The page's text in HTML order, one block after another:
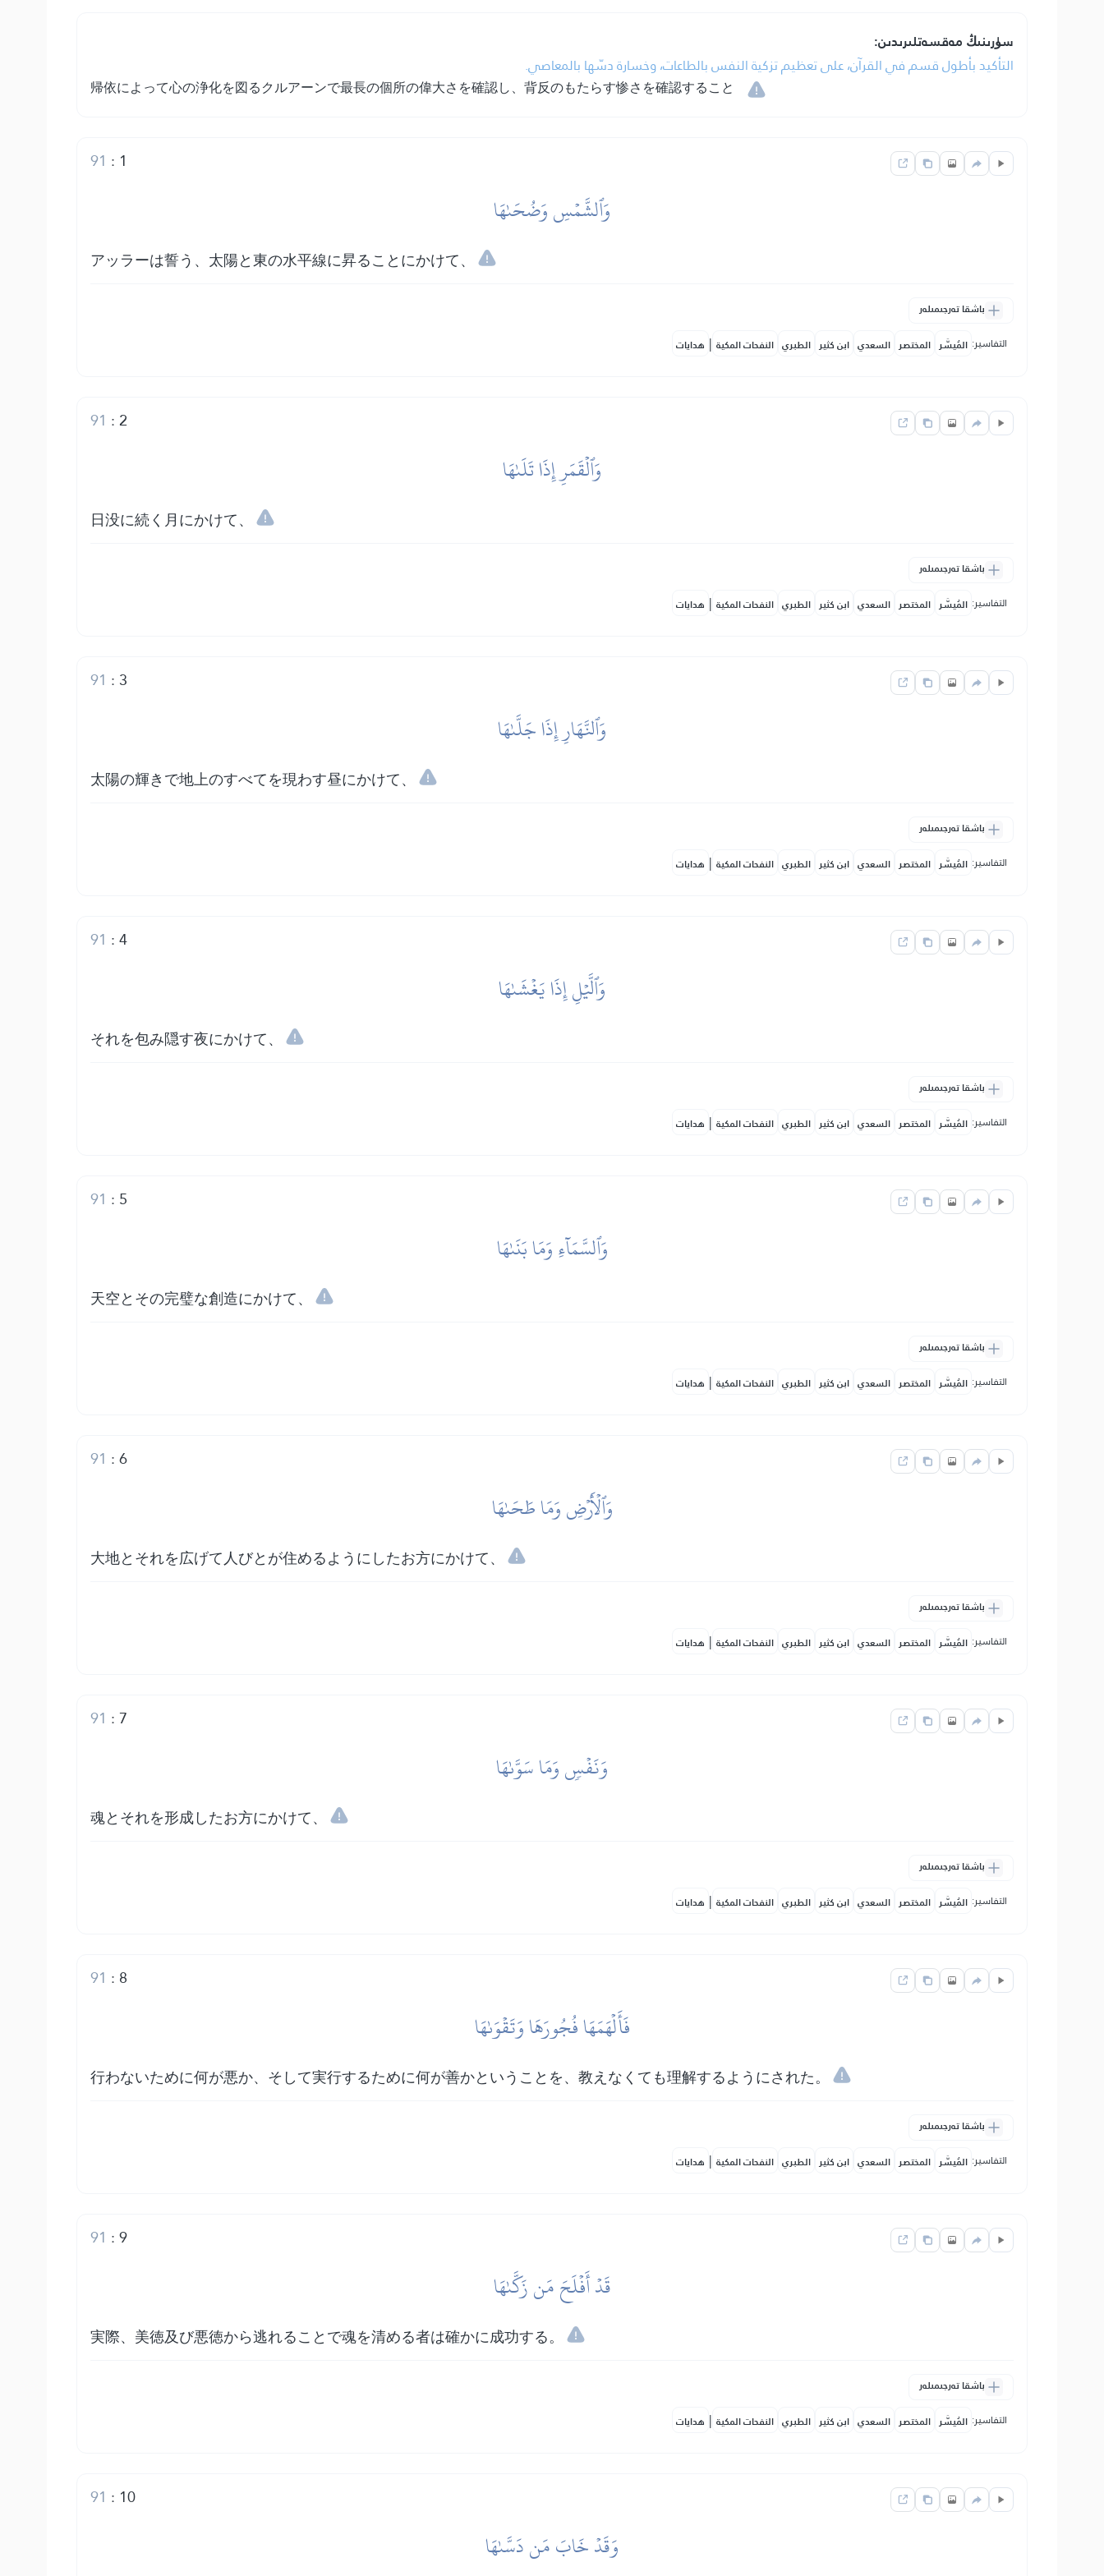
سۈرىنىڭ مەقسەتلىرىدىن:
التأكيد بأطول قسم في القرآن، على تعظيم تزكية النفس بالطاعات، وخسارة دسّها بالمعاصي.
帰依によって心の浄化を図るクルアーンで最長の個所の偉大さを確認し、背反のもたらす惨さを確認すること
1
:
91
وَٱلشَّمۡسِ وَضُحَىٰهَا
アッラーは誓う、太陽と東の水平線に昇ることにかけて、
باشقا تەرجىمىلەر
التفاسير: المُيسَّر المختصر السعدي ابن كثير الطبري النفحات المكية | هدايات
2
:
91
وَٱلۡقَمَرِ إِذَا تَلَىٰهَا
日没に続く月にかけて、
باشقا تەرجىمىلەر
التفاسير: المُيسَّر المختصر السعدي ابن كثير الطبري النفحات المكية | هدايات
3
:
91
وَٱلنَّهَارِ إِذَا جَلَّىٰهَا
太陽の輝きで地上のすべてを現わす昼にかけて、
باشقا تەرجىمىلەر
التفاسير: المُيسَّر المختصر السعدي ابن كثير الطبري النفحات المكية | هدايات
4
:
91
وَٱلَّيۡلِ إِذَا يَغۡشَىٰهَا
それを包み隠す夜にかけて、
باشقا تەرجىمىلەر
التفاسير: المُيسَّر المختصر السعدي ابن كثير الطبري النفحات المكية | هدايات
5
:
91
وَٱلسَّمَآءِ وَمَا بَنَىٰهَا
天空とその完璧な創造にかけて、
باشقا تەرجىمىلەر
التفاسير: المُيسَّر المختصر السعدي ابن كثير الطبري النفحات المكية | هدايات
6
:
91
وَٱلۡأَرۡضِ وَمَا طَحَىٰهَا
大地とそれを広げて人びとが住めるようにしたお方にかけて、
باشقا تەرجىمىلەر
التفاسير: المُيسَّر المختصر السعدي ابن كثير الطبري النفحات المكية | هدايات
7
:
91
وَنَفۡسٖ وَمَا سَوَّىٰهَا
魂とそれを形成したお方にかけて、
باشقا تەرجىمىلەر
التفاسير: المُيسَّر المختصر السعدي ابن كثير الطبري النفحات المكية | هدايات
8
:
91
فَأَلۡهَمَهَا فُجُورَهَا وَتَقۡوَىٰهَا
行わないために何が悪か、そして実行するために何が善かということを、教えなくても理解するようにされた。
باشقا تەرجىمىلەر
التفاسير: المُيسَّر المختصر السعدي ابن كثير الطبري النفحات المكية | هدايات
9
:
91
قَدۡ أَفۡلَحَ مَن زَكَّىٰهَا
実際、美徳及び悪徳から逃れることで魂を清める者は確かに成功する。
باشقا تەرجىمىلەر
التفاسير: المُيسَّر المختصر السعدي ابن كثير الطبري النفحات المكية | هدايات
10
:
91
وَقَدۡ خَابَ مَن دَسَّىٰهَا